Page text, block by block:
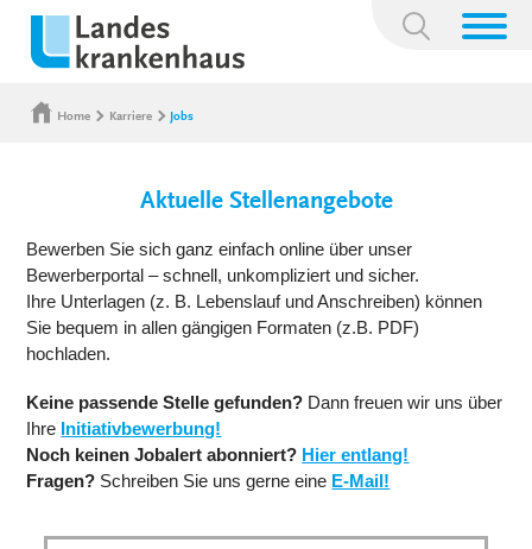
Suchbegriff:
Home Karriere Jobs
Aktuelle Stellenangebote
Bewerben Sie sich ganz einfach online über unser
Bewerberportal – schnell, unkompliziert und sicher.
Ihre Unterlagen (z. B. Lebenslauf und Anschreiben) können
Sie bequem in allen gängigen Formaten (z.B. PDF)
hochladen.
Keine passende Stelle gefunden? Dann freuen wir uns über
Ihre Initiativbewerbung!
Noch keinen Jobalert abonniert? Hier entlang!
Fragen? Schreiben Sie uns gerne eine E-Mail!